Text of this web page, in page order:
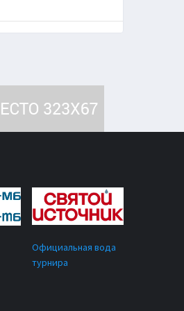
Официальная вода
турнира